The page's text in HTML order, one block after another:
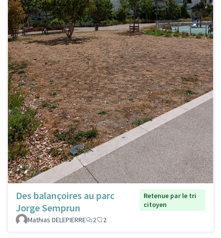
Des balançoires au parc
Jorge Semprun
Retenue par le tri
citoyen
Mathias DELEPIERRE
2 2